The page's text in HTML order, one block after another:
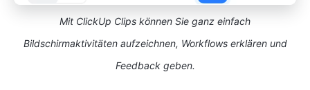
Mit ClickUp Clips können Sie ganz einfach
Bildschirmaktivitäten aufzeichnen, Workflows erklären und
Feedback geben.